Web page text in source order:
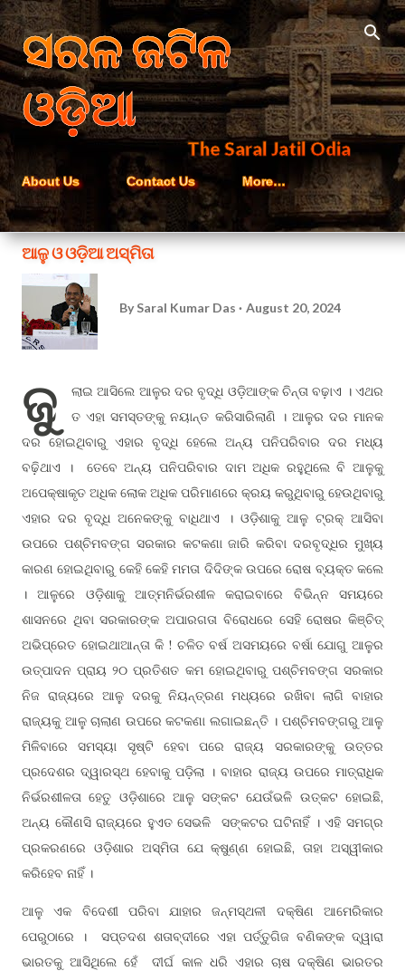
Skip to main content
ସରଳ ଜଟିଳ
ଓଡ଼ିଆ
The Saral Jatil Odia
About Us Contact Us More…
ଆଳୁ ଓ ଓଡ଼ିଆ ଅସ୍ମିତା
By Saral Kumar Das August 20, 2024
ଜୁ
ଲାଇ ଆସିଲେ ଆଳୁର ଦର ବୃଦ୍ଧି ଓଡ଼ିଆଙ୍କ ଚିନ୍ତା ବଢ଼ାଏ । ଏଥର
ତ ଏହା ସମସ୍ତଙ୍କୁ ନୟାନ୍ତ କରିସାରିଲାଣି । ଆଳୁର ଦର ମାନକ
ଦର ହୋଇଥିବାରୁ ଏହାର ବୃଦ୍ଧି ହେଲେ ଅନ୍ୟ ପନିପରିବାର ଦର ମଧ୍ୟ
ବଢ଼ିଥାଏ । ତେବେ ଅନ୍ୟ ପନିପରିବାର ଦାମ ଅଧିକ ରହୁଥିଲେ ବି ଆଳୁକୁ
ଅପେକ୍ଷାକୃତ ଅଧିକ ଲୋକ ଅଧିକ ପରିମାଣରେ କ୍ରୟ କରୁଥିବାରୁ ହେଉଥିବାରୁ
ଏହାର ଦର ବୃଦ୍ଧି ଅନେକଙ୍କୁ ବାଧିଥାଏ । ଓଡ଼ିଶାକୁ ଆଳୁ ଟ୍ରକ୍ ଆସିବା
ଉପରେ ପଶ୍ଚିମବଙ୍ଗ ସରକାର କଟକଣା ଜାରି କରିବା ଦରବୃଦ୍ଧିର ମୁଖ୍ୟ
କାରଣ ହୋଇଥିବାରୁ କେହି କେହି ମମତା ଦିଦିଙ୍କ ଉପରେ ରୋଷ ବ୍ୟକ୍ତ କଲେ
। ଆଳୁରେ ଓଡ଼ିଶାକୁ ଆତ୍ମନିର୍ଭରଶୀଳ କରାଇବାରେ ବିଭିନ୍ନ ସମୟରେ
ଶାସନରେ ଥିବା ସରକାରଙ୍କ ଅପାରଗତା ବିରୋଧରେ ସେହି ରୋଷର କିଞ୍ଚିତ୍
ଅଭିପ୍ରେତ ହୋଇଥାଆନ୍ତା କି ! ଚଳିତ ବର୍ଷ ଅସମୟରେ ବର୍ଷା ଯୋଗୁ ଆଳୁର
ଉତ୍ପାଦନ ପ୍ରାୟ ୨୦ ପ୍ରତିଶତ କମ ହୋଇଥିବାରୁ ପଶ୍ଚିମବଙ୍ଗ ସରକାର
ନିଜ ରାଜ୍ୟରେ ଆଳୁ ଦରକୁ ନିୟନ୍ତ୍ରଣ ମଧ୍ୟରେ ରଖିବା ଲାଗି ବାହାର
ରାଜ୍ୟକୁ ଆଳୁ ଚାଲାଣ ଉପରେ କଟକଣା ଲଗାଇଛନ୍ତି । ପଶ୍ଚିମବଙ୍ଗରୁ ଆଳୁ
ମିଳିବାରେ ସମସ୍ୟା ସୃଷ୍ଟି ହେବା ପରେ ରାଜ୍ୟ ସରକାରଙ୍କୁ ଉତ୍ତର
ପ୍ରଦେଶର ଦ୍ୱାରସ୍ଥ ହେବାକୁ ପଡ଼ିଲା । ବାହାର ରାଜ୍ୟ ଉପରେ ମାତ୍ରାଧିକ
ନିର୍ଭରଶୀଳତା ହେତୁ ଓଡ଼ିଶାରେ ଆଳୁ ସଙ୍କଟ ଯେଉଁଭଳି ଉତ୍କଟ ହୋଇଛି,
ଅନ୍ୟ କୌଣସି ରାଜ୍ୟରେ ହୁଏତ ସେଭଳି ସଙ୍କଟର ଘଟିନାହିଁ । ଏହି ସମଗ୍ର
ପ୍ରକରଣରେ ଓଡ଼ିଶାର ଅସ୍ମିତା ଯେ କ୍ଷୁଣ୍ଣ ହୋଇଛି, ତାହା ଅସ୍ୱୀକାର
କରିହେବ ନାହିଁ ।
ଆଳୁ ଏକ ବିଦେଶୀ ପରିବା ଯାହାର ଜନ୍ମସ୍ଥଳୀ ଦକ୍ଷିଣ ଆମେରିକାର
ପେରୁଠାରେ । ସପ୍ତଦଶ ଶତାବ୍ଦୀରେ ଏହା ପର୍ତ୍ତୁଗିଜ ବଣିକଙ୍କ ଦ୍ୱାରା
ଭାରତକୁ ଆସିଥିଲେ ହେଁ ଦୀର୍ଘ କାଳ ଧରି ଏହାର ଚାଷ ଦକ୍ଷିଣ ଭାରତର